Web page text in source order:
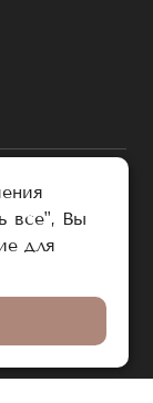
все", Вы
для